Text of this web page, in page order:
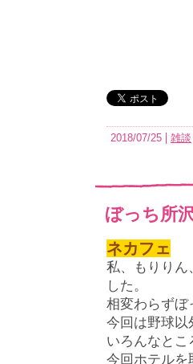
2018/07/25 雑談
ぼっち所
ネカフェ
私、もりりん
した。
相変わらずぼ
今回は野球以
いろんなとこ
今回ホテルを